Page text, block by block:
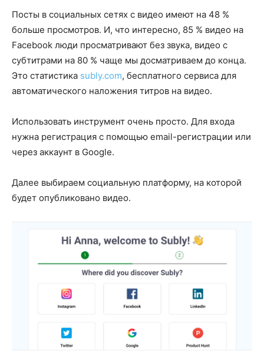
Посты в социальных сетях с видео имеют на 48 %
больше просмотров. И, что интересно, 85 % видео на
Facebook люди просматривают без звука, видео с
субтитрами на 80 % чаще мы досматриваем до конца.
Это статистика subly.com, бесплатного сервиса для
автоматического наложения титров на видео.
Использовать инструмент очень просто. Для входа
нужна регистрация с помощью email-регистрации или
через аккаунт в Google.
Далее выбираем социальную платформу, на которой
будет опубликовано видео.